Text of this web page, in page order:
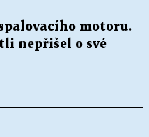
motoru.
nepřišel o své